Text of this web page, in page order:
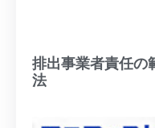
排出事業者責任の
法